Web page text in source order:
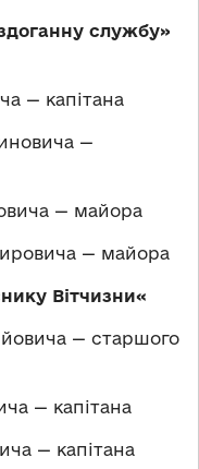
службу»
— капітана
—
— майора
— майора
Вітчизни«
— старшого
— капітана
— капітана